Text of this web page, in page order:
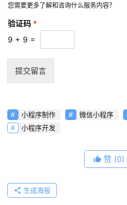
资
讯
分
享
常
见
联
您需要更多了解和咨询什么服务内容？
验证码 *
9 + 9 =
提交留言
小程序制作 微信小程序
小程序开发
赞 (0)
生成海报